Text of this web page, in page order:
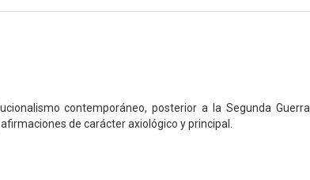
contemporáneo, posterior a la Segunda Guerra
de carácter axiológico y principal.